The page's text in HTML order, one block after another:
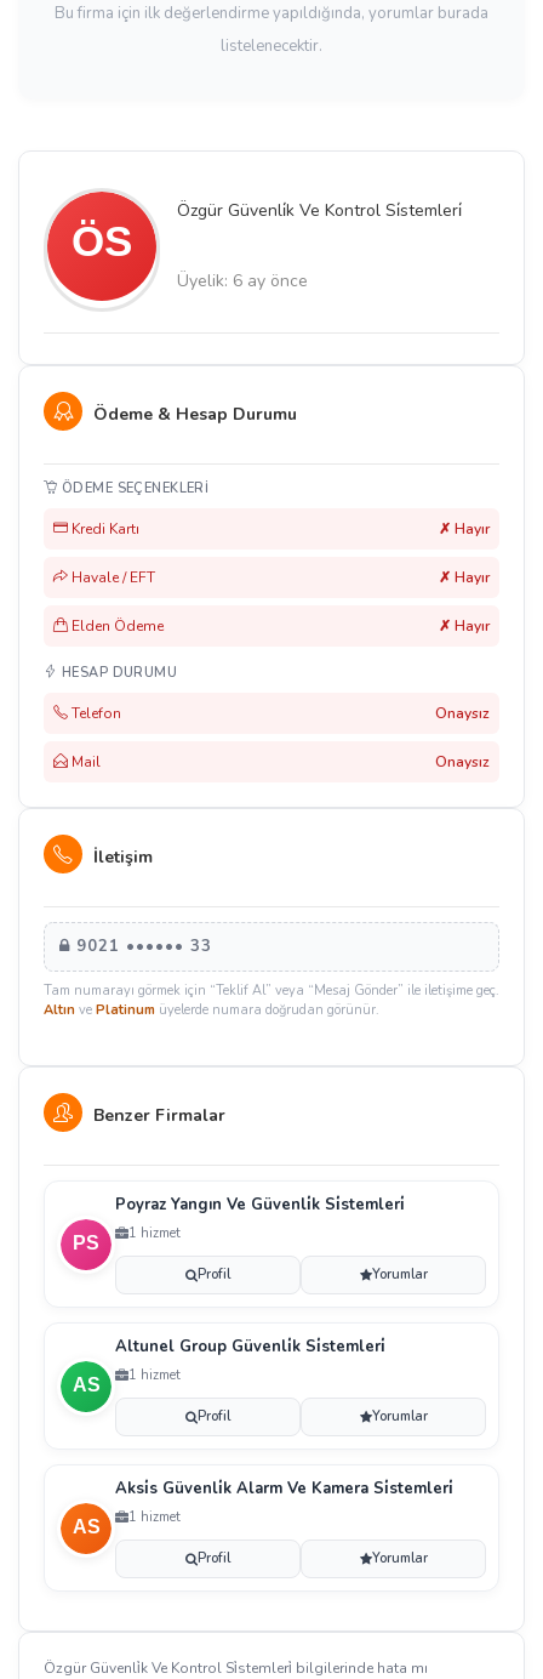
Özgür Güvenli̇k Ve Kontrol Si̇stemleri̇
Üyelik: 6 ay önce
Ödeme & Hesap Durumu
ÖDEME SEÇENEKLERI
Kredi Kartı ✗ Hayır
Havale / EFT ✗ Hayır
Elden Ödeme ✗ Hayır
HESAP DURUMU
Telefon Onaysız
Mail Onaysız
İletişim
9021 •••••• 33
Tam numarayı görmek için “Teklif Al” veya “Mesaj Gönder” ile iletişime geç.
Altın ve Platinum üyelerde numara doğrudan görünür.
Benzer Firmalar
Poyraz Yangın Ve Güvenli̇k Si̇stemleri̇
1 hizmet
Profil Yorumlar
Altunel Group Güvenli̇k Si̇stemleri̇
1 hizmet
Profil Yorumlar
Aksi̇s Güvenli̇k Alarm Ve Kamera Si̇stemleri̇
1 hizmet
Profil Yorumlar
Özgür Güvenli̇k Ve Kontrol Si̇stemleri̇ bilgilerinde hata mı
Bu firma için ilk değerlendirme yapıldığında, yorumlar burada
listelenecektir.